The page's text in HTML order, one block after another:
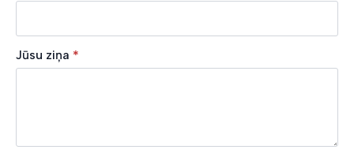
Jūsu ziņa *